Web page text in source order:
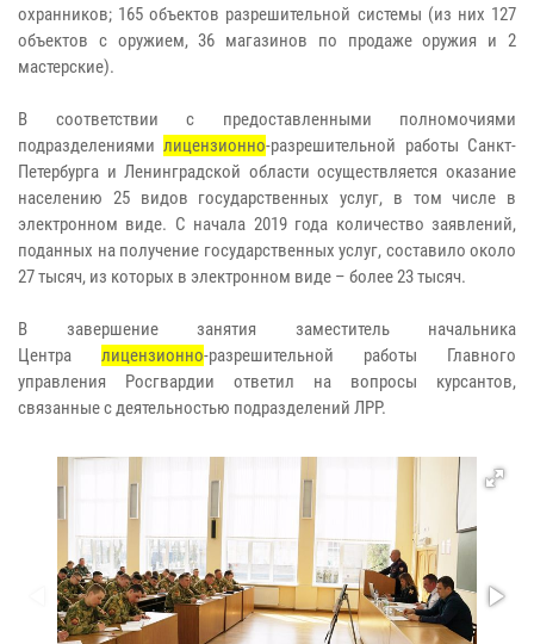
охранников; 165 объектов разрешительной системы (из них 127
объектов с оружием, 36 магазинов по продаже оружия и 2
мастерские).
В соответствии с предоставленными полномочиями
подразделениямилицензионно-разрешительной работы Санкт-
Петербурга и Ленинградской области осуществляется оказание
населению 25 видов государственных услуг, в том числе в
электронном виде. С начала 2019 года количество заявлений,
поданных на получение государственных услуг, составило около
27 тысяч, из которых в электронном виде – более 23 тысяч.
В завершение занятия заместитель начальника
Центра лицензионно-разрешительной работы Главного
управления Росгвардии ответил на вопросы курсантов,
связанные с деятельностью подразделений ЛРР.